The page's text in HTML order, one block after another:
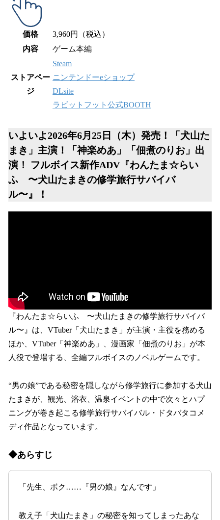
価格
3,960円（税込）
内容
ゲーム本編
ストアペー
ジ
Steam
ニンテンドーeショップ
DLsite
ラビットフット公式BOOTH
いよいよ2026年6月25日（木）発売！「犬山た
まき」主演！「神楽めあ」「佃煮のりお」出
演！ フルボイス新作ADV『わんたま☆らい
ふ 〜犬山たまきの修学旅行サバイバ
ル〜』！
『わんたま☆らいふ 〜犬山たまきの修学旅行サバイバ
ル〜』は、VTuber「犬山たまき」が主演・主役を務める
ほか、VTuber「神楽めあ」、漫画家「佃煮のりお」が本
人役で登場する、全編フルボイスのノベルゲームです。
“男の娘”である秘密を隠しながら修学旅行に参加する犬山
たまきが、観光、浴衣、温泉イベントの中で次々とハプ
ニングが巻き起こる修学旅行サバイバル・ドタバタコメ
ディ作品となっています。
◆あらすじ
「先生、ボク……『男の娘』なんです」
教え子「犬山たまき」の秘密を知ってしまったあな